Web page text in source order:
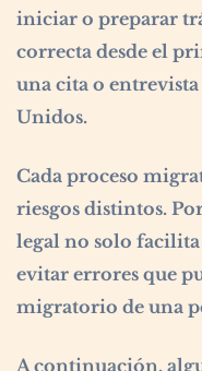
iniciar o preparar
correcta desde el
una cita o
Unidos.
Cada proceso
riesgos distintos.
legal no solo
evitar errores que
migratorio de una
A continuación,